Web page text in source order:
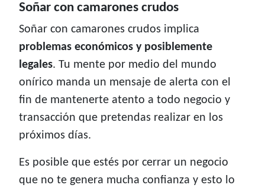
Soñar con camarones crudos
Soñar con camarones crudos implica
problemas económicos y posiblemente
legales. Tu mente por medio del mundo
onírico manda un mensaje de alerta con el
fin de mantenerte atento a todo negocio y
transacción que pretendas realizar en los
próximos días.
Es posible que estés por cerrar un negocio
que no te genera mucha confianza y esto lo